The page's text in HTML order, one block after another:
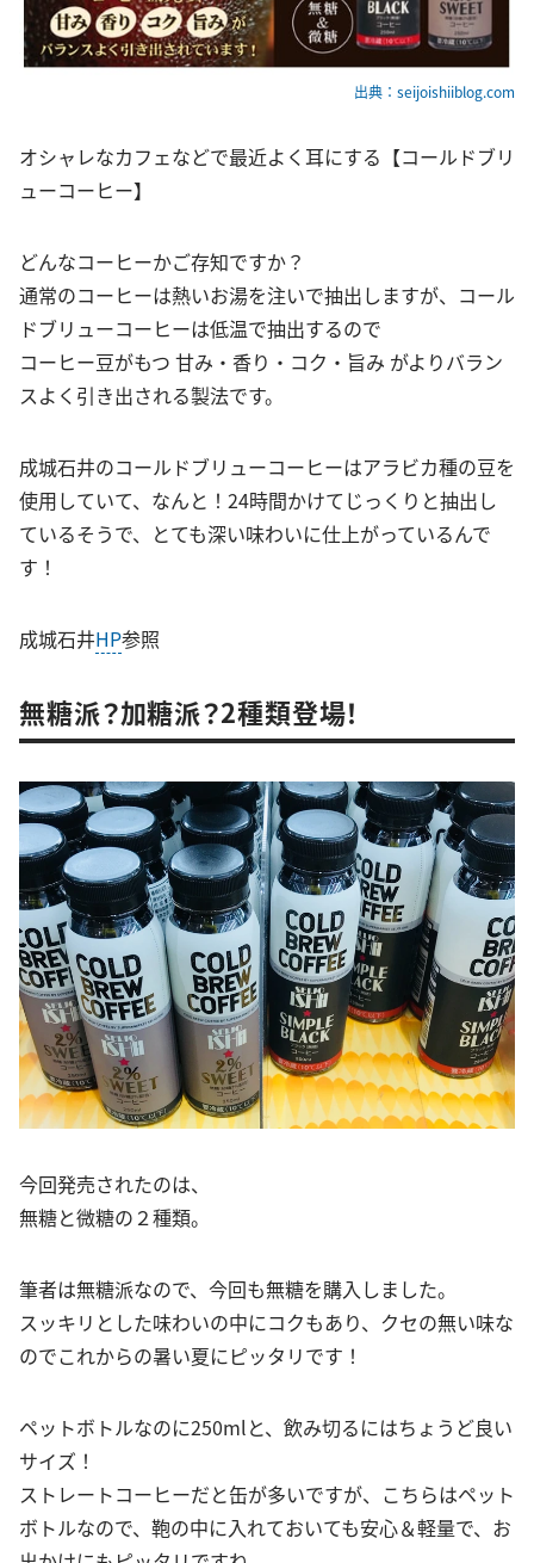
出典：seijoishiiblog.com
オシャレなカフェなどで最近よく耳にする【コールドブリ
ューコーヒー】
どんなコーヒーかご存知ですか？
通常のコーヒーは熱いお湯を注いで抽出しますが、コール
ドブリューコーヒーは低温で抽出するので
コーヒー豆がもつ 甘み・香り・コク・旨み がよりバラン
スよく引き出される製法です。
成城石井のコールドブリューコーヒーはアラビカ種の豆を
使用していて、なんと！24時間かけてじっくりと抽出し
ているそうで、とても深い味わいに仕上がっているんで
す！
成城石井HP参照
無糖派？加糖派？2種類登場！
今回発売されたのは、
無糖と微糖の２種類。
筆者は無糖派なので、今回も無糖を購入しました。
スッキリとした味わいの中にコクもあり、クセの無い味な
のでこれからの暑い夏にピッタリです！
ペットボトルなのに250mlと、飲み切るにはちょうど良い
サイズ！
ストレートコーヒーだと缶が多いですが、こちらはペット
ボトルなので、鞄の中に入れておいても安心＆軽量で、お